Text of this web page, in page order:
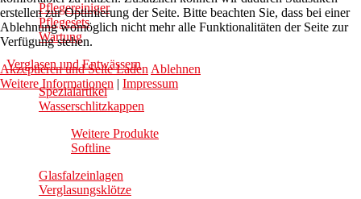
Pflegereiniger
Pflegesets
Wartung
Verglasen und Entwässern
Spezialartikel
Wasserschlitzkappen
Weitere Produkte
Softline
Glasfalzeinlagen
Verglasungsklötze
erstellen zur Optimierung der Seite. Bitte beachten Sie, dass bei einer
Ablehnung womöglich nicht mehr alle Funktionalitäten der Seite zur
Verfügung stehen.
Akzeptieren und Seite Laden Ablehnen
Weitere Informationen | Impressum